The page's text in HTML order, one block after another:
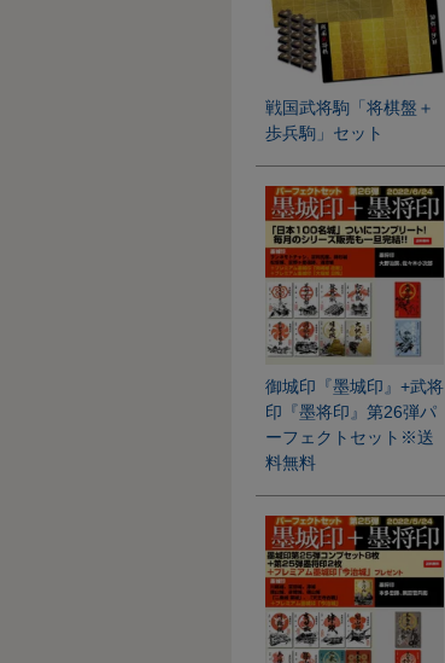
戦国武将駒「将棋盤＋
歩兵駒」セット
御城印『墨城印』+武将
印『墨将印』第26弾パ
ーフェクトセット※送
料無料